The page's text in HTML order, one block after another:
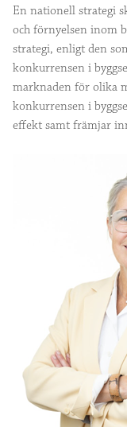
En nationell strategi
och förnyelsen inom
strategi, enligt den
konkurrensen i
marknaden för olika
konkurrensen i
effekt samt främjar